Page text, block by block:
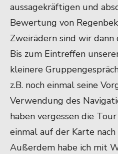
aussagekräftigen und
Bewertung von
Zweirädern sind wir dann
Bis zum Eintreffen
kleinere
z.B. noch einmal seine
Verwendung des
haben vergessen die
einmal auf der Karte
Außerdem habe ich mit